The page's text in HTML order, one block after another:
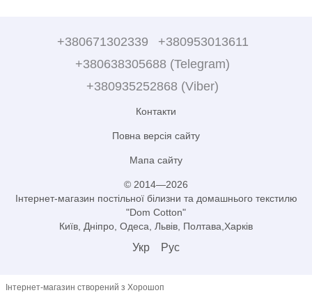
+380671302339
+380953013611
+380638305688 (Telegram)
+380935252868 (Viber)
Контакти
Повна версія сайту
Мапа сайту
© 2014—2026
Інтернет-магазин постільної білизни та домашнього текстилю
"Dom Cotton"
Київ, Дніпро, Одеса, Львів, Полтава,Харків
Укр Рус
Інтернет-магазин створений з Хорошоп